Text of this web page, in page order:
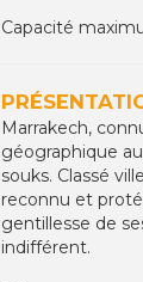
Capacité
Marrakech,
géographique
souks. Classé
reconnu et
gentillesse de
indifférent.